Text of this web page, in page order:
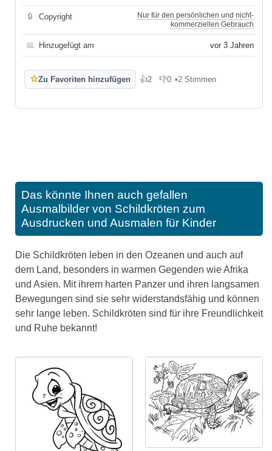
🔒 Copyright
Nur für den persönlichen und nicht-
kommerziellen Gebrauch
📅 Hinzugefügt am vor 3 Jahren
☆Zu Favoriten hinzufügen 👍2
Gefällt mir
👎0
Gefällt mir nicht
•2 Stimmen
Das könnte Ihnen auch gefallen
Ausmalbilder von Schildkröten zum
Ausdrucken und Ausmalen für Kinder
Die Schildkröten leben in den Ozeanen und auch auf
dem Land, besonders in warmen Gegenden wie Afrika
und Asien. Mit ihrem harten Panzer und ihren langsamen
Bewegungen sind sie sehr widerstandsfähig und können
sehr lange leben. Schildkröten sind für ihre Freundlichkeit
und Ruhe bekannt!